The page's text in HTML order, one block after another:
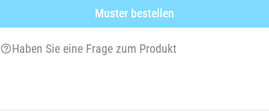
Muster bestellen
Haben Sie eine Frage zum Produkt